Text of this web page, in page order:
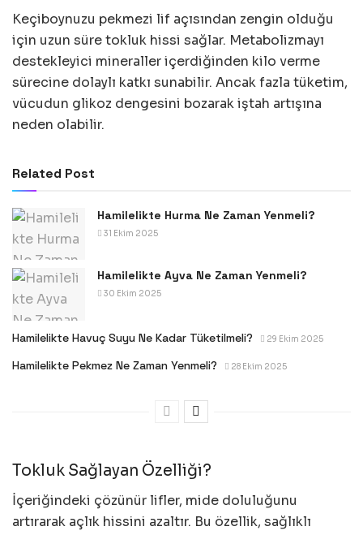
Keçiboynuzu pekmezi lif açısından zengin olduğu
için uzun süre tokluk hissi sağlar. Metabolizmayı
destekleyici mineraller içerdiğinden kilo verme
sürecine dolaylı katkı sunabilir. Ancak fazla tüketim,
vücudun glikoz dengesini bozarak iştah artışına
neden olabilir.
Related Post
Hamilelikte Hurma Ne Zaman Yenmeli?
31 Ekim 2025
Hamilelikte Ayva Ne Zaman Yenmeli?
30 Ekim 2025
Hamilelikte Havuç Suyu Ne Kadar Tüketilmeli? 29 Ekim 2025
Hamilelikte Pekmez Ne Zaman Yenmeli? 28 Ekim 2025
Tokluk Sağlayan Özelliği?
İçeriğindeki çözünür lifler, mide doluluğunu
artırarak açlık hissini azaltır. Bu özellik, sağlıklı